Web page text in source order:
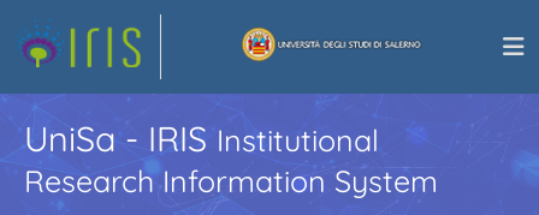
UniSa - IRISInstitutional
Research Information System